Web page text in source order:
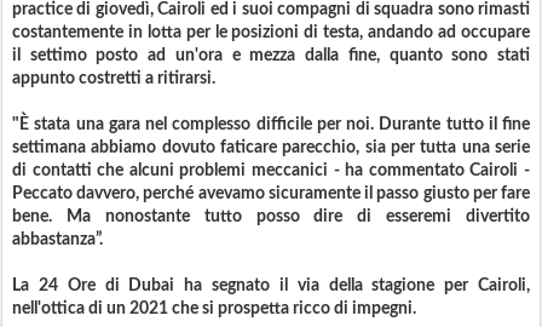
practice di giovedì, Cairoli ed i suoi compagni di squadra sono rimasti
costantemente in lotta per le posizioni di testa, andando ad occupare
il settimo posto ad un'ora e mezza dalla fine, quanto sono stati
appunto costretti a ritirarsi.
"È stata una gara nel complesso difficile per noi. Durante tutto il fine
settimana abbiamo dovuto faticare parecchio, sia per tutta una serie
di contatti che alcuni problemi meccanici - ha commentato Cairoli -
Peccato davvero, perché avevamo sicuramente il passo giusto per fare
bene. Ma nonostante tutto posso dire di esseremi divertito
abbastanza”.
La 24 Ore di Dubai ha segnato il via della stagione per Cairoli,
nell'ottica di un 2021 che si prospetta ricco di impegni.